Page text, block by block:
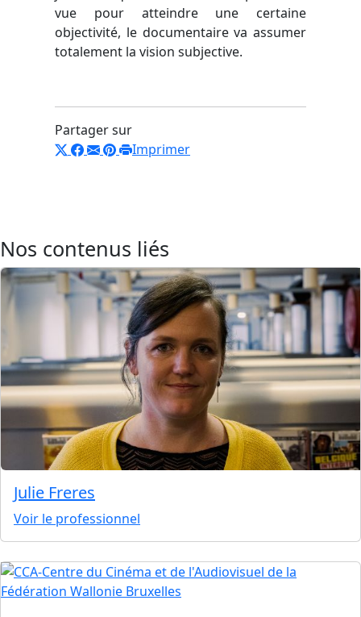
vue pour atteindre une certaine
objectivité, le documentaire va assumer
totalement la vision subjective.
Partager sur
Imprimer
Nos contenus liés
Julie Freres
Voir le professionnel